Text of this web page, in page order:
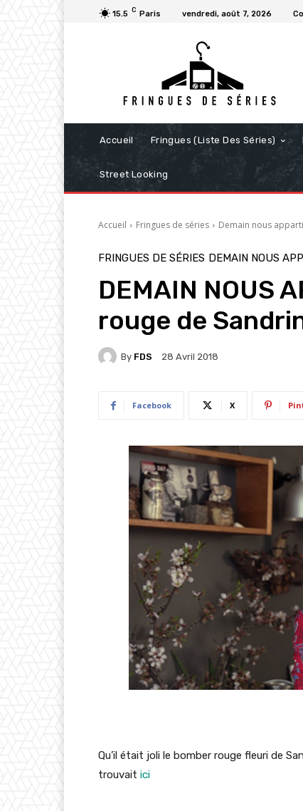
15.5 C Paris vendredi, août 7, 2026
Accueil Fringues (Liste Des Séries)
Street Looking
Accueil Fringues de séries Demain nous
FRINGUES DE SÉRIES DEMAIN NOUS
DEMAIN NOUS
rouge de
By FDS 28 Avril 2018
Facebook X
Qu’il était joli le bomber rouge fleuri de
trouvait ici